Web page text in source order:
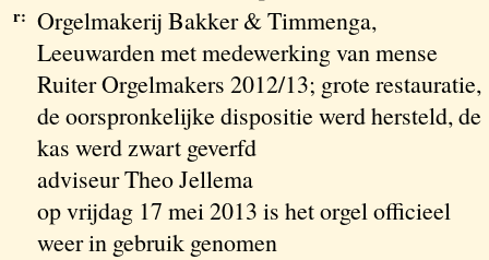
r: Orgelmakerij Bakker & Timmenga,
Leeuwarden met medewerking van mense
Ruiter Orgelmakers 2012/13; grote restauratie,
de oorspronkelijke dispositie werd hersteld, de
kas werd zwart geverfd
adviseur Theo Jellema
op vrijdag 17 mei 2013 is het orgel officieel
weer in gebruik genomen